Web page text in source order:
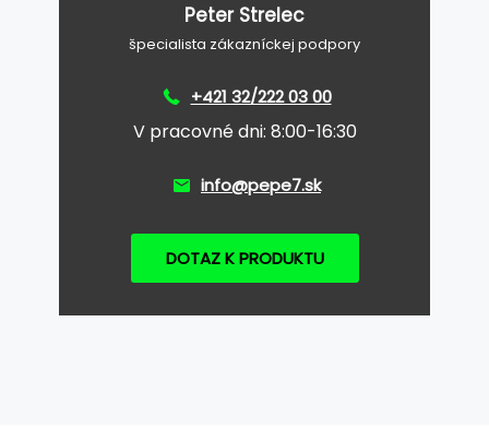
Peter Strelec
špecialista zákazníckej podpory
+421 32/222 03 00
V pracovné dni: 8:00-16:30
info@pepe7.sk
DOTAZ K PRODUKTU